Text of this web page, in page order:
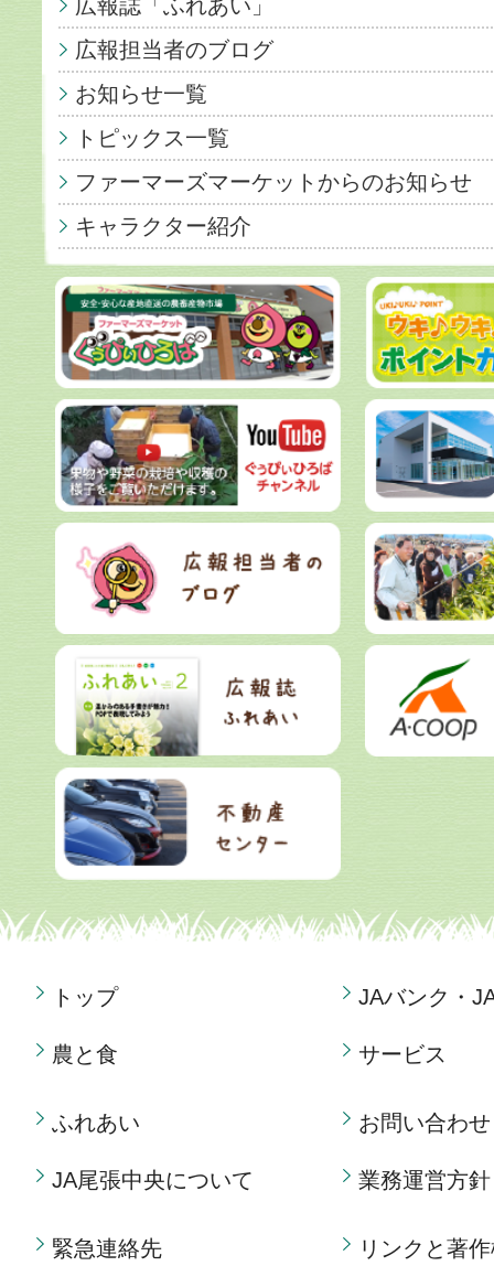
広報誌「ふれあい」
広報担当者のブログ
お知らせ一覧
トピックス一覧
ファーマーズマーケットからのお知らせ
キャラクター紹介
トップ
農と食
JAバンク・
サービス
ふれあい
JA尾張中央について
お問い合わせ
業務運営方針
緊急連絡先 リンクと著